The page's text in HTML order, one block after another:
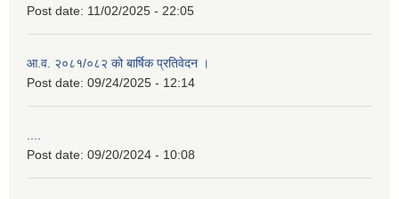
Post date: 11/02/2025 - 22:05
आ.व. २०८१/०८२ को बार्षिक प्रतिवेदन ।
Post date: 09/24/2025 - 12:14
....
Post date: 09/20/2024 - 10:08